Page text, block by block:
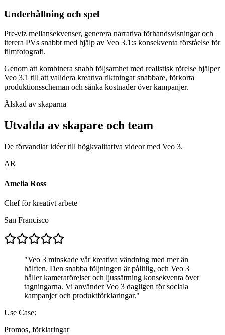
Underhållning och spel
Pre-viz mellansekvenser, generera narrativa förhandsvisningar och
iterera PVs snabbt med hjälp av Veo 3.1:s konsekventa förståelse för
filmfotografi.
Genom att kombinera snabb följsamhet med realistisk rörelse hjälper
Veo 3.1 till att validera kreativa riktningar snabbare, förkorta
produktionsscheman och sänka kostnader över kampanjer.
Älskad av skaparna
Utvalda av skapare och team
De förvandlar idéer till högkvalitativa videor med Veo 3.
AR
Amelia Ross
Chef för kreativt arbete
San Francisco
"Veo 3 minskade vår kreativa vändning med mer än
hälften. Den snabba följningen är pålitlig, och Veo 3
håller kamerarörelser och ljussättning konsekventa över
tagningarna. Vi använder Veo 3 dagligen för sociala
kampanjer och produktförklaringar."
Use Case:
Promos, förklaringar